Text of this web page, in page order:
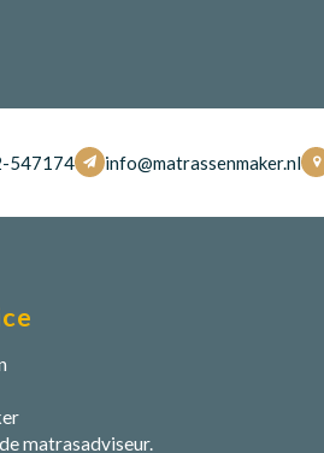
547174 info@matrassenmaker.nl
matrasadviseur.